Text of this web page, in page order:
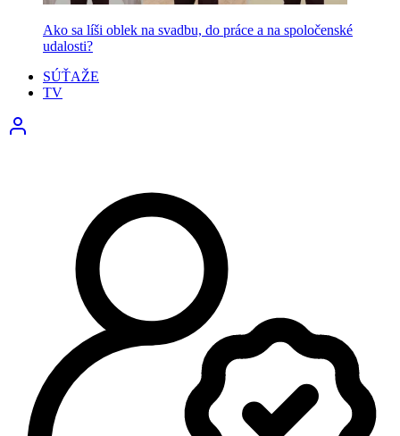
Ako sa líši oblek na svadbu, do práce a na spoločenské
udalosti?
SÚŤAŽE
TV